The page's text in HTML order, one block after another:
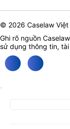
© 2026 Caselaw
Ghi rõ nguồn
sử dụng thông tin,